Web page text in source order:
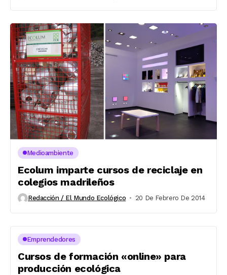
Medioambiente
Ecolum imparte cursos de reciclaje en
colegios madrileños
Redacción / El Mundo Ecológico 20 De Febrero De 2014
Emprendedores
Cursos de formación «online» para
producción ecológica